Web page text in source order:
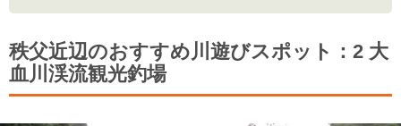
秩父近辺のおすすめ川遊びスポット：2 大
血川渓流観光釣場